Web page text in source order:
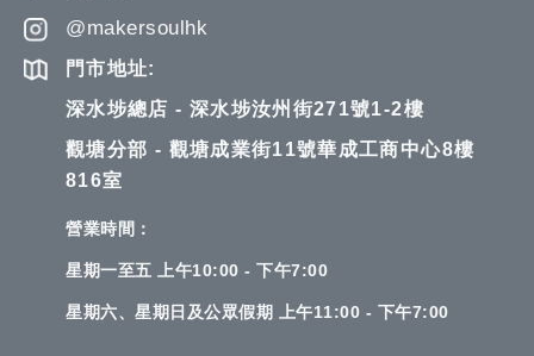
@makersoulhk
門市地址:
深水埗總店 - 深水埗汝州街271號1-2樓
觀塘分部 - 觀塘成業街11號華成工商中心8樓
816室
營業時間：
星期一至五 上午10:00 - 下午7:00
星期六、星期日及公眾假期 上午11:00 - 下午7:00